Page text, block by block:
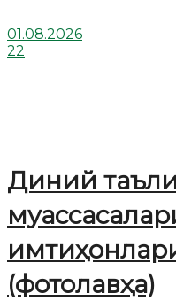
01.08.2026
22
Диний
(фотолавҳа)